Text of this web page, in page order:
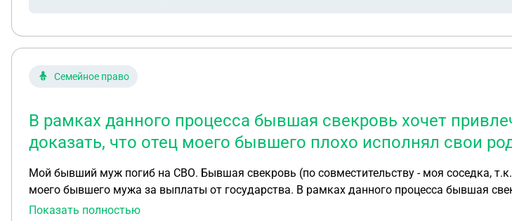
Семейное право
В рамках данного процесса бывшая свекровь хочет
доказать, что отец моего бывшего плохо исполнял свои
Мой бывший муж погиб на СВО. Бывшая свекровь (по совместительству - моя соседка,
моего бывшего мужа за выплаты от государства. В рамках данного процесса бывшая
отец моего бывшего плохо исполнял свои родительские обязанности. Бывшая свекровь
Показать полностью